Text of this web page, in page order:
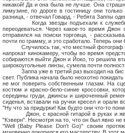
никакой! Да и она была не лучше. Она
лимузине, по дороге в гостиницу они
разница, - отвечал Говард. - Ребята Заппы
Когда звезды подъехали к служебному
переодеваться. Через какое-то время
отправился на поиски торговца, -
почти по грамму, и это сработало. Теперь
Случилось так, что местный фотограф из
напрокат кинокамеру, чтобы во время
собираются выйти Джон и Йоко, то решила
широкоугольные линзы, сумела почти
Заппа уже в третий раз выходил на бис
свет. Публика начала было неохотно
не мог поверить собственным глазам. На
костюм и красно-бело-синие кроссовки,
середины груди, джинсы и широченный
сиденья, вставали на ручки кресел и орали
"Ну что за придурки! Как будто они что-то
Джон, с красной гитарой в руках и
"Кэверн". Несмотря на то, что он был явно не
"Well (Baby Please Don't Go)" своим